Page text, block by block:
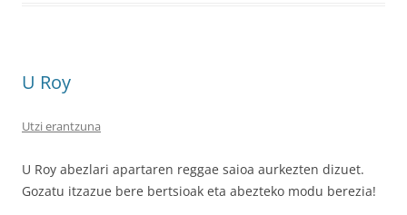
U Roy
Utzi erantzuna
U Roy abezlari apartaren reggae saioa aurkezten dizuet.
Gozatu itzazue bere bertsioak eta abezteko modu berezia!